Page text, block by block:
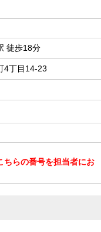
徒歩18分
4丁目14-23
ちらの番号を担当者にお